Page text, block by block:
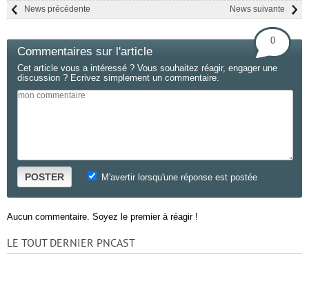
News suivante
News précédente
Commentaires sur l'article
0
Cet article vous a intéressé ? Vous souhaitez réagir, engager une
discussion ? Ecrivez simplement un commentaire.
POSTER M'avertir lorsqu'une réponse est postée
Aucun commentaire. Soyez le premier à réagir !
LE TOUT DERNIER PNCAST